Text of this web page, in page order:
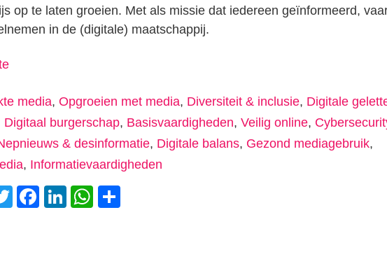
op te laten groeien. Met als missie dat iedereen geïnformeerd,
in de (digitale) maatschappij.
media, Opgroeien met media, Diversiteit & inclusie, Digitale
Digitaal burgerschap, Basisvaardigheden, Veilig online,
& desinformatie, Digitale balans, Gezond mediagebruik,
, Informatievaardigheden
Twitter
Facebook
LinkedIn
WhatsApp